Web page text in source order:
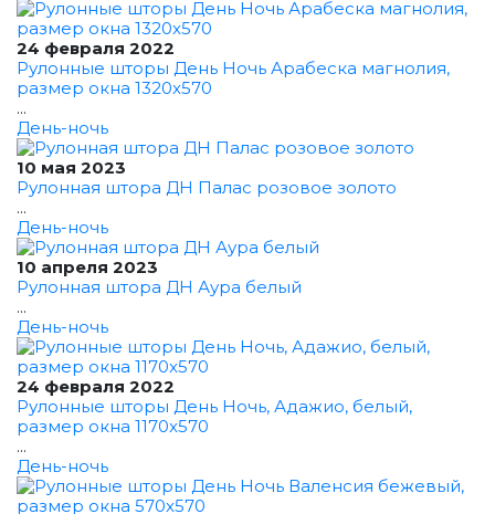
24 февраля 2022
Рулонные шторы День Ночь Арабеска магнолия,
размер окна 1320x570
...
День-ночь
10 мая 2023
Рулонная штора ДН Палас розовое золото
...
День-ночь
10 апреля 2023
Рулонная штора ДН Аура белый
...
День-ночь
24 февраля 2022
Рулонные шторы День Ночь, Адажио, белый,
размер окна 1170x570
...
День-ночь